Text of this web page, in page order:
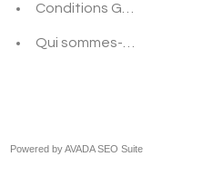
Conditions Générales de
Qui sommes-nous ?
Powered byAVADA SEO Suite